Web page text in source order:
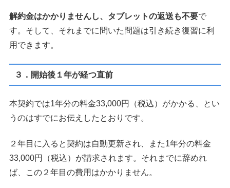
解約金はかかりませんし、タブレットの返送も不要で
す。そして、それまでに問いた問題は引き続き復習に利
用できます。
３．開始後１年が経つ直前
本契約では1年分の料金33,000円（税込）がかかる、とい
うのはすでにお伝えしたとおりです。
２年目に入ると契約は自動更新され、また1年分の料金
33,000円（税込）が請求されます。それまでに辞めれ
ば、この２年目の費用はかかりません。